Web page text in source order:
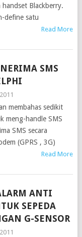
Blackberry.
define satu
Read More
SMS
membahas sedikit
meng-handle SMS
SMS secara
(GPRS , 3G)
Read More
ANTI
SEPEDA
G-SENSOR